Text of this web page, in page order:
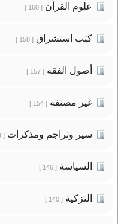
علوم القرآن[ 160 ]
كتب استشراق[ 158 ]
أصول الفقه[ 157 ]
غير مصنفة[ 154 ]
سير وتراجم ومذكرات[ 153 ]
السياسة[ 146 ]
التزكية[ 140 ]